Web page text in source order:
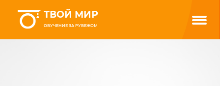
ТВОЙ МИР
ОБУЧЕНИЕ ЗА РУБЕЖОМ